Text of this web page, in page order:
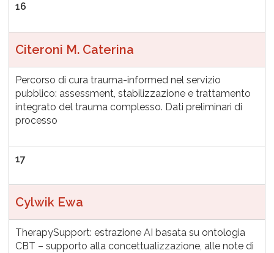
16
Citeroni M. Caterina
Percorso di cura trauma-informed nel servizio
pubblico: assessment, stabilizzazione e trattamento
integrato del trauma complesso. Dati preliminari di
processo
17
Cylwik Ewa
TherapySupport: estrazione AI basata su ontologia
CBT – supporto alla concettualizzazione, alle note di